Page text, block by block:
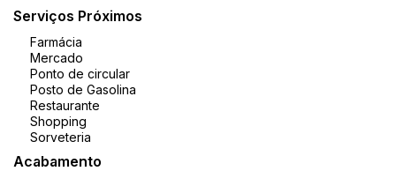
Serviços Próximos
Farmácia
Mercado
Ponto de circular
Posto de Gasolina
Restaurante
Shopping
Sorveteria
Acabamento